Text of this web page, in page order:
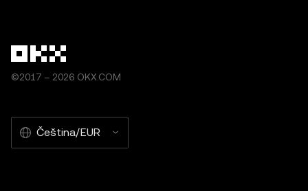
©2017 – 2026 OKX.COM
Čeština/EUR